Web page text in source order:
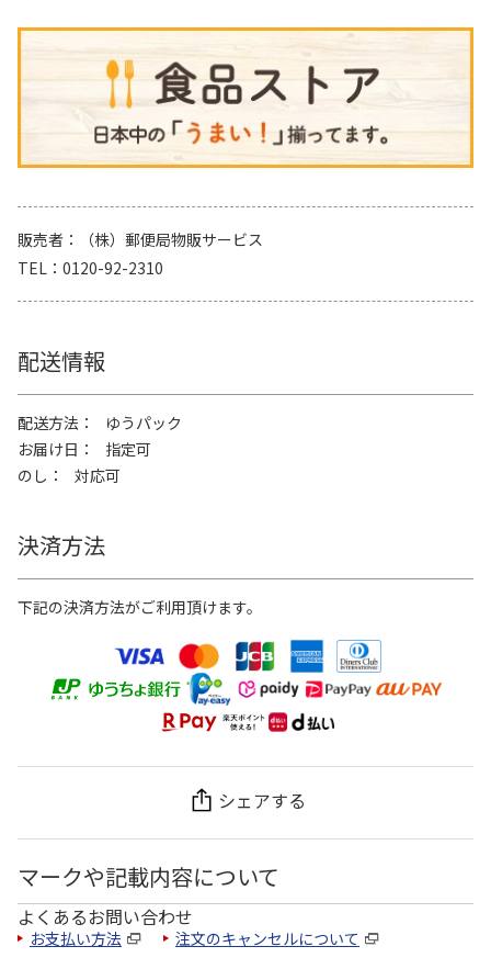
販売者
（株）郵便局物販サービス
TEL
0120-92-2310
配送情報
配送方法
ゆうパック
お届け日
指定可
のし
対応可
決済方法
下記の決済方法がご利用頂けます。
シェアする
マークや記載内容について
よくあるお問い合わせ
お支払い方法 注文のキャンセルについて